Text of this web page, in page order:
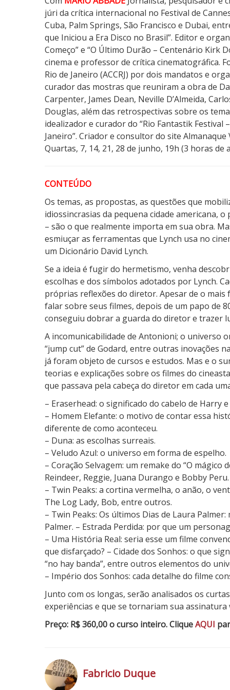
r
i
o
D
a
v
i
d
L
y
n
c
s
Q
u
r
t
s
n
o
R
J
júri da crítica internacional no Festival de
Cuba, Palm Springs, São Francisco e Dubai,
que Iniciou a Era Disco no Brasil”. Editor e
Começo” e “O Último Durão – Centenário Kirk
cinema e professor de crítica cinematográfica.
Rio de Janeiro (ACCRJ) por dois mandatos e
curador das mostras que reuniram a obra de
Carpenter, James Dean, Neville D’Almeida,
Douglas, além das retrospectivas sobre os
idealizador e curador do “Rio Fantastik Festival
Janeiro”. Criador e consultor do site Almanaque
Quartas, 7, 14, 21, 28 de junho, 19h (3 horas
CONTEÚDO
Os temas, as propostas, as questões que
idiossincrasias da pequena cidade americana,
– são o que realmente importa em sua obra.
esmiuçar as ferramentas que Lynch usa no
um Dicionário David Lynch.
Se a ideia é fugir do hermetismo, venha
escolhas e dos símbolos adotados por Lynch.
próprias reflexões do diretor. Apesar de o
falar sobre seus filmes, depois de um papo de
conseguiu dobrar a guarda do diretor e trazer
A incomunicabilidade de Antonioni; o universo
“jump cut” de Godard, entre outras inovações
já foram objeto de cursos e estudos. Mas e o
teorias e explicações sobre os filmes do
que passava pela cabeça do diretor em cada
– Eraserhead: o significado do cabelo de Harry
– Homem Elefante: o motivo de contar essa
diferente de como aconteceu.
– Duna: as escolhas surreais.
– Veludo Azul: o universo em forma de espelho.
– Coração Selvagem: um remake do “O mágico
Reindeer, Reggie, Juana Durango e Bobby Peru.
– Twin Peaks: a cortina vermelha, o anão, o
The Log Lady, Bob, entre outros.
– Twin Peaks: Os últimos Dias de Laura
Palmer. – Estrada Perdida: por que um
– Uma História Real: seria esse um filme
que disfarçado? – Cidade dos Sonhos: o que
“no hay banda”, entre outros elementos do
– Império dos Sonhos: cada detalhe do filme
Junto com os longas, serão analisados os
experiências e que se tornariam sua assinatura
Preço: R$ 360,00 o curso inteiro. CliqueAQUI
Fabricio Duque